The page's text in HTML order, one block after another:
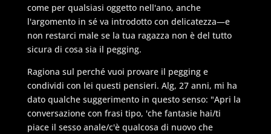
come per qualsiasi oggetto nell'ano, anche
l'argomento in sé va introdotto con delicatezza—e
non restarci male se la tua ragazza non è del tutto
sicura di cosa sia il pegging.
Ragiona sul perché vuoi provare il pegging e
condividi con lei questi pensieri. Alg, 27 anni, mi ha
dato qualche suggerimento in questo senso: "Apri la
conversazione con frasi tipo, 'che fantasie hai/ti
piace il sesso anale/c'è qualcosa di nuovo che